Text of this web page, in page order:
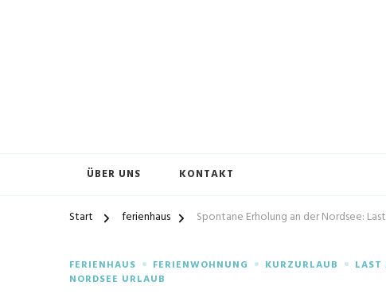
ÜBER UNS KONTAKT
Start ferienhaus Spontane Erholung an der Nordsee:
FERIENHAUS FERIENWOHNUNG KURZURLAUB LAST
NORDSEE URLAUB